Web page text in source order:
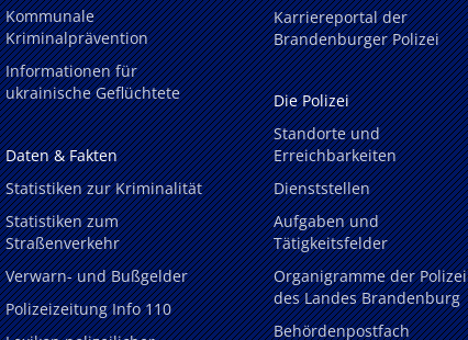
Kommunale
Kriminalprävention
Informationen für
ukrainische Geflüchtete
Daten & Fakten
Statistiken zur Kriminalität
Statistiken zum
Straßenverkehr
Verwarn- und Bußgelder
Polizeizeitung Info 110
Karriereportal der
Brandenburger Polizei
Die Polizei
Standorte und
Erreichbarkeiten
Dienststellen
Aufgaben und
Tätigkeitsfelder
Organigramme der Polizei
des Landes Brandenburg
Behördenpostfach